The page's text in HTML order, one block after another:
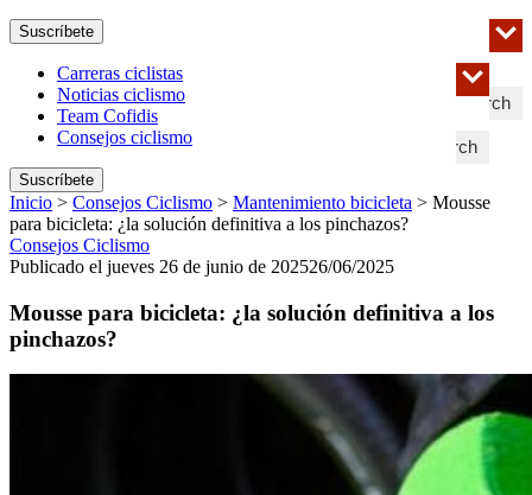
Search
Suscríbete
Search
Carreras ciclistas
Noticias ciclismo
Team Cofidis
Consejos ciclismo
Suscríbete
Inicio > Consejos Ciclismo > Mantenimiento bicicleta > Mousse
para bicicleta: ¿la solución definitiva a los pinchazos?
Consejos Ciclismo
Publicado el jueves 26 de junio de 202526/06/2025
Mousse para bicicleta: ¿la solución definitiva a los
pinchazos?